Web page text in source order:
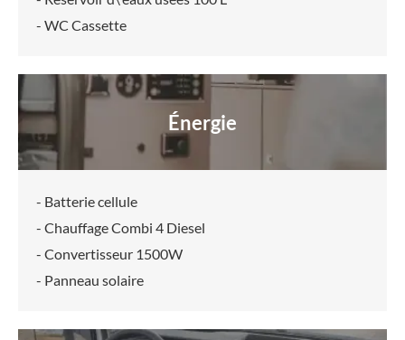
- WC Cassette
Énergie
- Batterie cellule
- Chauffage Combi 4 Diesel
- Convertisseur 1500W
- Panneau solaire